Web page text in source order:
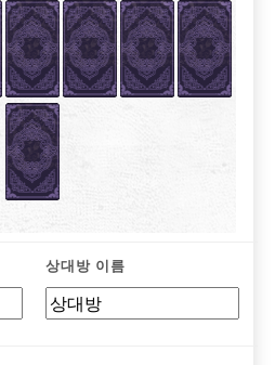
상대방 이름